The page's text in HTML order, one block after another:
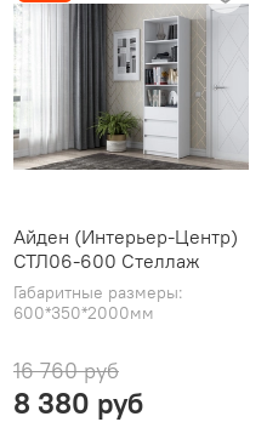
Айден (Интерьер-Центр)
СТЛ06-600 Стеллаж
Габаритные размеры:
600*350*2000мм
16 760 руб
8 380 руб